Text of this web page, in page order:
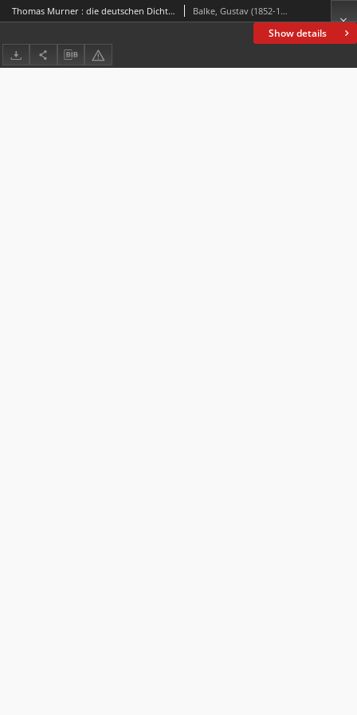
Show details
Thomas Murner : die deutschen Dichtungen des Ulrich von Hutten Balke, Gustav (1852-1906)